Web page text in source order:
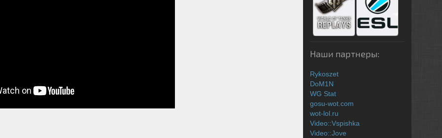
Наши партнеры:
Rykoszet
DoM1N
WG Stat
gosu-wot.com
wot-lol.ru
Video::Vspishka
Video::Jove